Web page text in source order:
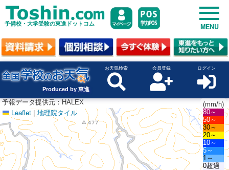
予備校・大学受験の東進ドットコム MENU
Produced by 東進
お天気検索 会員登録 ログイン
Leaflet | 地理院タイル
(mm/h)
80～
50～
30～
20～
10～
5～
1～
0超過
予報データ提供元：HALEX